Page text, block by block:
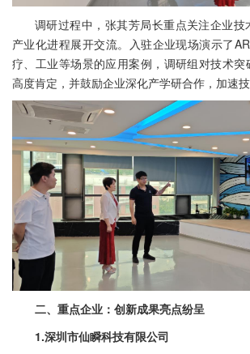
调研过程中，张其芳局长重点关注企业技
产业化进程展开交流。入驻企业现场演示了
疗、工业等场景的应用案例，调研组对技术
高度肯定，并鼓励企业深化产学研合作，加速技
二、重点企业：创新成果亮点纷呈
1.深圳市仙瞬科技有限公司